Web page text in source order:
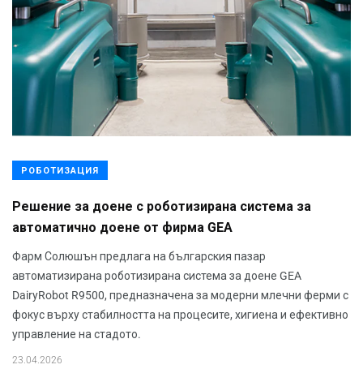
РОБОТИЗАЦИЯ
Решение за доене с роботизирана система за
автоматично доене от фирма GEA
Фарм Солюшън предлага на българския пазар
автоматизирана роботизирана система за доене GEA
DairyRobot R9500, предназначена за модерни млечни ферми с
фокус върху стабилността на процесите, хигиена и ефективно
управление на стадото.
23.04.2026